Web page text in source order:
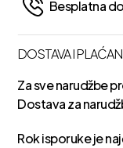
Besplatna
DOSTAVA I
Za sve narudžbe
Dostava za
Rok isporuke je